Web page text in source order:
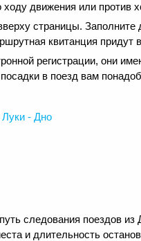
движения или против
страницы.
квитанция придут
регистрации, они
в поезд вам
- Дно
следования поездов из
и длительность